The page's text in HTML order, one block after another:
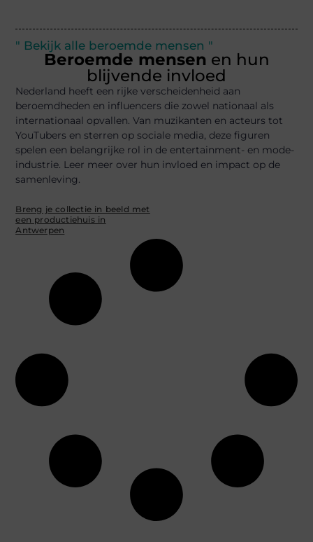
" Bekijk alle beroemde mensen "
Beroemde mensen en hun
blijvende invloed
Nederland heeft een rijke verscheidenheid aan
beroemdheden en influencers die zowel nationaal als
internationaal opvallen. Van muzikanten en acteurs tot
YouTubers en sterren op sociale media, deze figuren
spelen een belangrijke rol in de entertainment- en mode-
industrie. Leer meer over hun invloed en impact op de
samenleving.
Breng je collectie in beeld met
een productiehuis in
Antwerpen